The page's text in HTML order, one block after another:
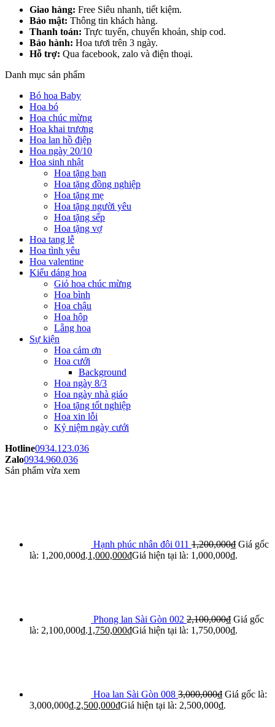
Giao hàng: Free Siêu nhanh, tiết kiệm.
Bảo mật: Thông tin khách hàng.
Thanh toán: Trực tuyến, chuyển khoản, ship cod.
Bảo hành: Hoa tươi trên 3 ngày.
Hỗ trợ: Qua facebook, zalo và điện thoại.
Danh mục sản phẩm
Bó hoa Baby
Hoa bó
Hoa chúc mừng
Hoa khai trương
Hoa lan hồ điệp
Hoa ngày 20/10
Hoa sinh nhật
Hoa tặng bạn
Hoa tặng đồng nghiệp
Hoa tặng mẹ
Hoa tặng người yêu
Hoa tặng sếp
Hoa tặng vợ
Hoa tang lễ
Hoa tình yêu
Hoa valentine
Kiểu dáng hoa
Giỏ hoa chúc mừng
Hoa bình
Hoa chậu
Hoa hộp
Lẵng hoa
Sự kiện
Hoa cảm ơn
Hoa cưới
Background
Hoa ngày 8/3
Hoa ngày nhà giáo
Hoa tặng tốt nghiệp
Hoa xin lỗi
Kỷ niệm ngày cưới
Hotline0934.123.036
Zalo0934.960.036
Sản phẩm vừa xem
Hạnh phúc nhân đôi 011 1,200,000₫ Giá gốc
là: 1,200,000₫.1,000,000₫Giá hiện tại là: 1,000,000₫.
Phong lan Sài Gòn 002 2,100,000₫ Giá gốc
là: 2,100,000₫.1,750,000₫Giá hiện tại là: 1,750,000₫.
Hoa lan Sài Gòn 008 3,000,000₫ Giá gốc là:
3,000,000₫.2,500,000₫Giá hiện tại là: 2,500,000₫.